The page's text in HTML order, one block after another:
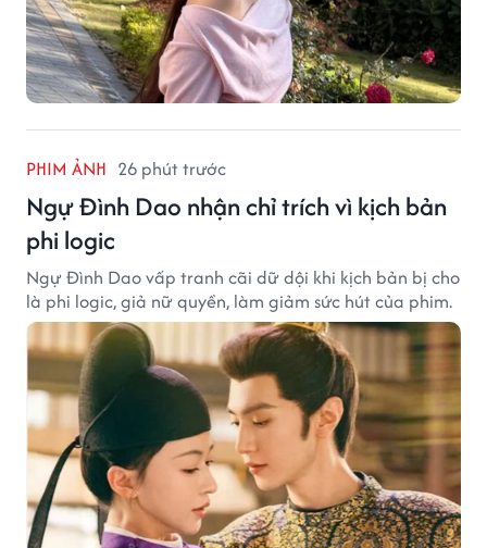
PHIM ẢNH 26 phút trước
Ngự Đình Dao nhận chỉ trích vì kịch bản
phi logic
Ngự Đình Dao vấp tranh cãi dữ dội khi kịch bản bị cho
là phi logic, giả nữ quyền, làm giảm sức hút của phim.